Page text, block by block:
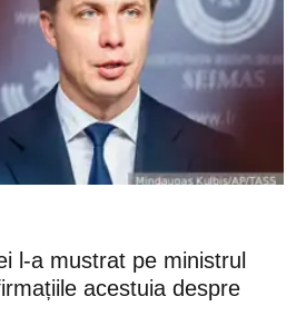
l-a mustrat pe ministrul
acestuia despre